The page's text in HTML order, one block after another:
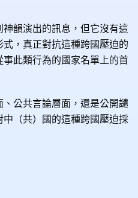
韻演出的訊息，但它沒有這
，真正對抗這種跨國壓迫的
此類行為的國家名單上的首
、公共言論層面，還是公開譴
（共）國的這種跨國壓迫採